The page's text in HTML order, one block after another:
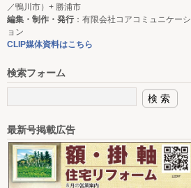
／鴨川市）+ 勝浦市
編集・制作・発行：有限会社コアコミュニケーシ
ョン
CLIP媒体資料はこちら
検索フォーム
最新号掲載広告